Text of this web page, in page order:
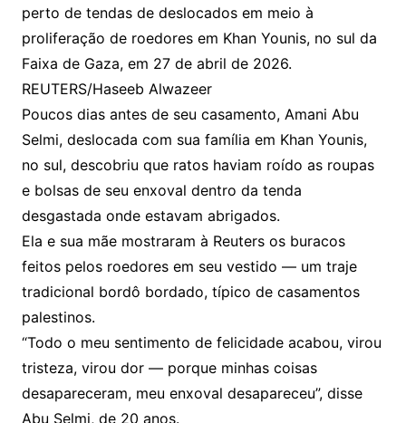
perto de tendas de deslocados em meio à
proliferação de roedores em Khan Younis, no sul da
Faixa de Gaza, em 27 de abril de 2026.
REUTERS/Haseeb Alwazeer
Poucos dias antes de seu casamento, Amani Abu
Selmi, deslocada com sua família em Khan Younis,
no sul, descobriu que ratos haviam roído as roupas
e bolsas de seu enxoval dentro da tenda
desgastada onde estavam abrigados.
Ela e sua mãe mostraram à Reuters os buracos
feitos pelos roedores em seu vestido — um traje
tradicional bordô bordado, típico de casamentos
palestinos.
“Todo o meu sentimento de felicidade acabou, virou
tristeza, virou dor — porque minhas coisas
desapareceram, meu enxoval desapareceu”, disse
Abu Selmi, de 20 anos.